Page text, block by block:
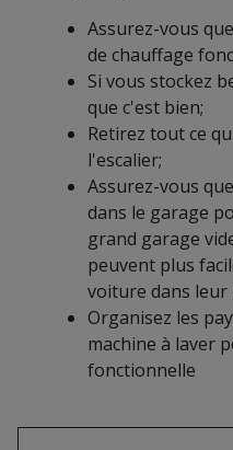
Assurez-vous
de chauffage
Si vous stockez
que c'est bien;
Retirez tout ce
l'escalier;
Assurez-vous
dans le garage
grand garage
peuvent plus
voiture dans leur
Organisez les
machine à laver
fonctionnelle